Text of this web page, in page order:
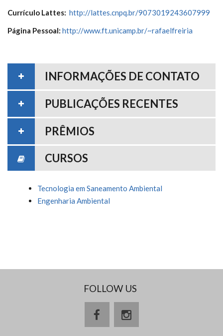
Currículo Lattes: http://lattes.cnpq.br/9073019243607999
Página Pessoal: http://www.ft.unicamp.br/~rafaelfreiria
INFORMAÇÕES DE CONTATO
PUBLICAÇÕES RECENTES
PRÊMIOS
CURSOS
Tecnologia em Saneamento Ambiental
Engenharia Ambiental
FOLLOW US